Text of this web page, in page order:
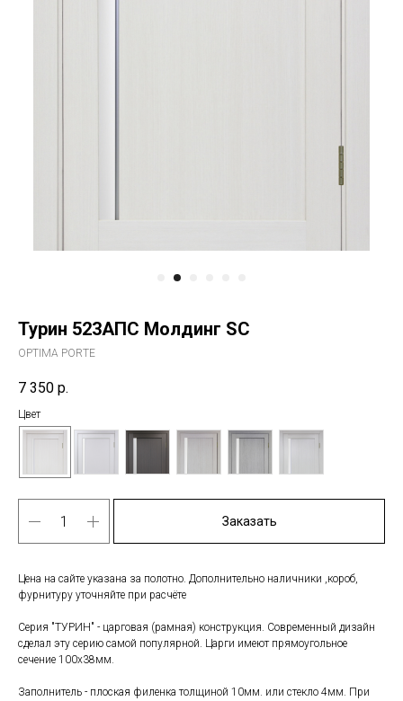
Турин 523АПС Молдинг SC
OPTIMA PORTE
7 350 р.
Цвет
Заказать
Цена на сайте указана за полотно. Дополнительно наличники ,короб,
фурнитуру уточняйте при расчёте
Серия "ТУРИН" - царговая (рамная) конструкция. Современный дизайн
сделал эту серию самой популярной. Царги имеют прямоугольное
сечение 100х38мм.
Заполнитель - плоская филенка толщиной 10мм. или стекло 4мм. При